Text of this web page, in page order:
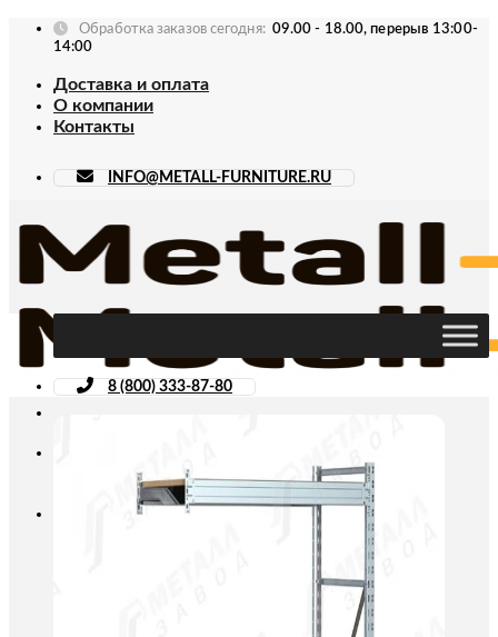
Skip
Обработка заказов сегодня: 09.00 - 18.00, перерыв 13:00-
14:00
Доставка и оплата
О компании
Контакты
INFO@METALL-FURNITURE.RU
8 (800) 333-87-80